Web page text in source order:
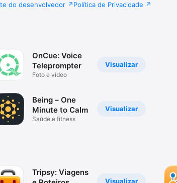
do desenvolvedor Política de Privacidade
Visualizar
OnCue: Voice
Teleprompter
Foto e vídeo
Visualizar
Being – One
Minute to Calm
Saúde e fitness
Visualizar
Tripsy: Viagens